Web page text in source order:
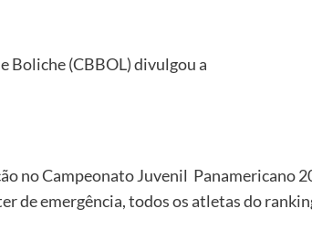
Boliche (CBBOL) divulgou a
no Campeonato Juvenil Panamericano
de emergência, todos os atletas do